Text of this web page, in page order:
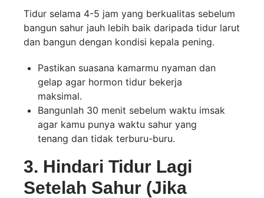
Tidur selama 4-5 jam yang berkualitas sebelum
bangun sahur jauh lebih baik daripada tidur larut
dan bangun dengan kondisi kepala pening.
Pastikan suasana kamarmu nyaman dan
gelap agar hormon tidur bekerja
maksimal.
Bangunlah 30 menit sebelum waktu imsak
agar kamu punya waktu sahur yang
tenang dan tidak terburu-buru.
3. Hindari Tidur Lagi
Setelah Sahur (Jika